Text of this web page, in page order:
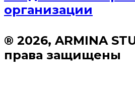
организации
® 2026, ARMINA
права защищены